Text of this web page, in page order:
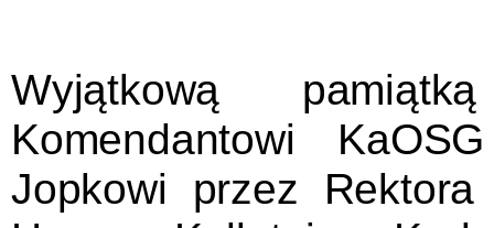
Wyjątkową
Komendantowi
Jopkowi przez